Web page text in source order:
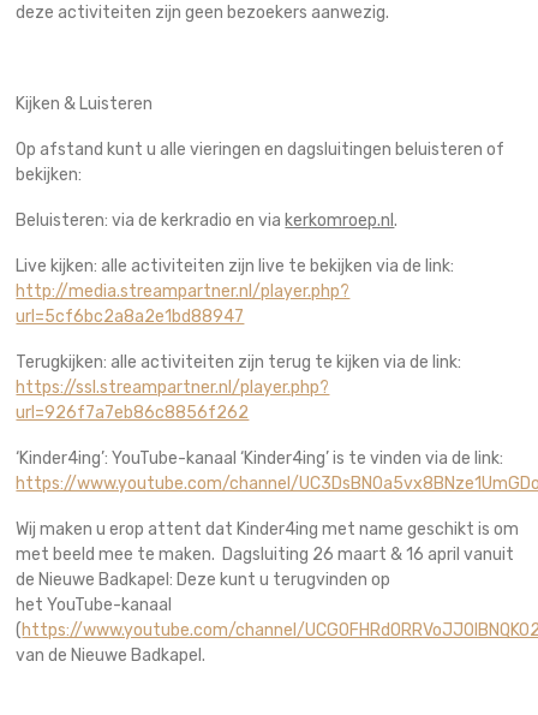
deze activiteiten zijn geen bezoekers aanwezig.
Kijken & Luisteren
Op afstand kunt u alle vieringen en dagsluitingen beluisteren of
bekijken:
Beluisteren: via de kerkradio en via kerkomroep.nl.
Live kijken: alle activiteiten zijn live te bekijken via de link:
http://media.streampartner.nl/player.php?
url=5cf6bc2a8a2e1bd88947
Terugkijken: alle activiteiten zijn terug te kijken via de link:
https://ssl.streampartner.nl/player.php?
url=926f7a7eb86c8856f262
‘Kinder4ing’: YouTube-kanaal ‘Kinder4ing’ is te vinden via de link:
https://www.youtube.com/channel/
Wij maken u erop attent dat Kinder4ing met name geschikt is om
met beeld mee te maken. Dagsluiting 26 maart & 16 april vanuit
de Nieuwe Badkapel: Deze kunt u terugvinden op
het YouTube-kanaal
(https://www.youtube.com/channel/
van de Nieuwe Badkapel.